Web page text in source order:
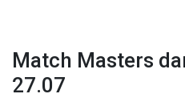
Match Masters
27.07